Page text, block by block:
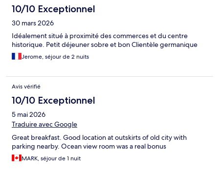
10/10 Exceptionnel
30 mars 2026
Idéalement situé à proximité des commerces et du centre
historique. Petit déjeuner sobre et bon Clientèle germanique
Jerome, séjour de 2 nuits
Avis vérifié
10/10 Exceptionnel
5 mai 2026
Traduire avec Google
Great breakfast. Good location at outskirts of old city with
parking nearby. Ocean view room was a real bonus
MARK, séjour de 1 nuit